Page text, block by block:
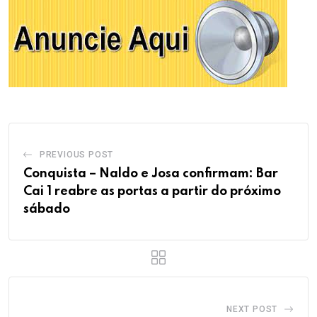
PREVIOUS POST
Conquista – Naldo e Josa confirmam: Bar
Cai 1 reabre as portas a partir do próximo
sábado
NEXT POST